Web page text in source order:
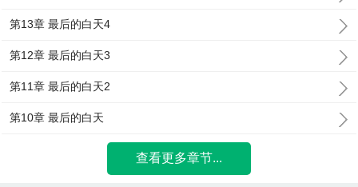
第13章 最后的白天4
第12章 最后的白天3
第11章 最后的白天2
第10章 最后的白天
查看更多章节...